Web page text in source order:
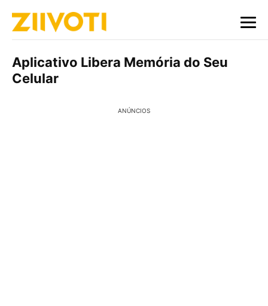
Aplicativo Libera Memória do Seu
Celular
ANÚNCIOS